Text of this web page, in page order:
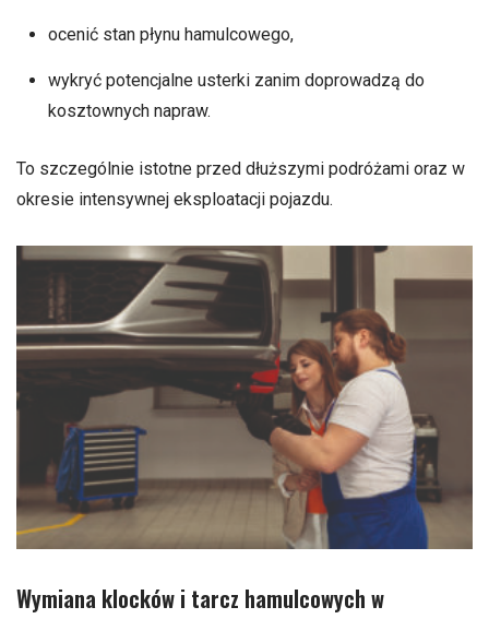
ocenić stan płynu hamulcowego,
wykryć potencjalne usterki zanim doprowadzą do
kosztownych napraw.
To szczególnie istotne przed dłuższymi podróżami oraz w
okresie intensywnej eksploatacji pojazdu.
Wymiana klocków i tarcz hamulcowych w